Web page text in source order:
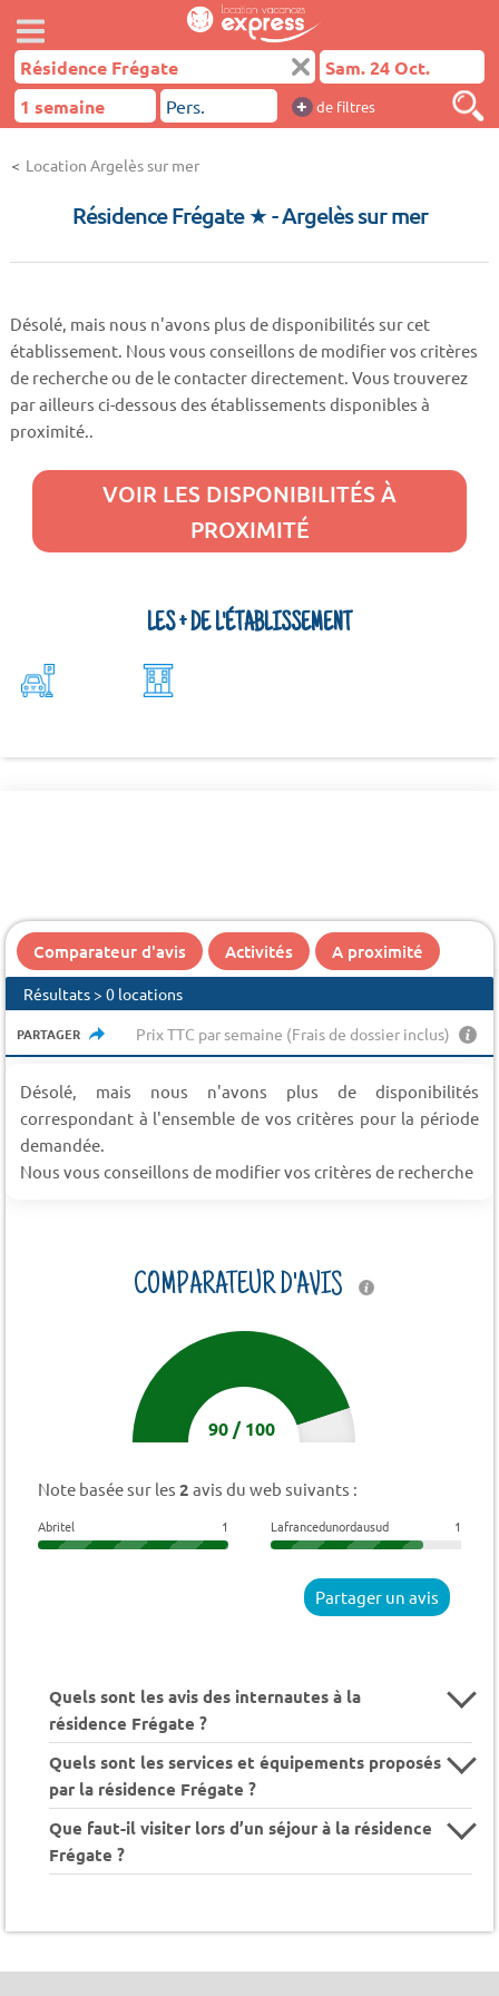
+ de filtres
Location Argelès sur mer
Résidence Frégate ★- Argelès sur mer
Désolé, mais nous n'avons plus de disponibilités sur cet
établissement. Nous vous conseillons de modifier vos critères
de recherche ou de le contacter directement. Vous trouverez
par ailleurs ci-dessous des établissements disponibles à
proximité..
VOIR LES DISPONIBILITÉS À
PROXIMITÉ
LES + DE L'ÉTABLISSEMENT
Comparateur d'avis Activités A proximité
Résultats > 0 locations
PARTAGER Prix TTC par semaine (Frais de dossier inclus)
Désolé, mais nous n'avons plus de disponibilités
correspondant à l'ensemble de vos critères pour la période
demandée.
Nous vous conseillons de modifier vos critères de recherche
COMPARATEUR D'AVIS
90/100
Note basée sur les 2 avis du web suivants :
Abritel 1 Lafrancedunordausud 1
Partager un avis
Quels sont les avis des internautes à la
résidence Frégate ?
Quels sont les services et équipements proposés
par la résidence Frégate ?
Que faut-il visiter lors d’un séjour à la résidence
Frégate ?